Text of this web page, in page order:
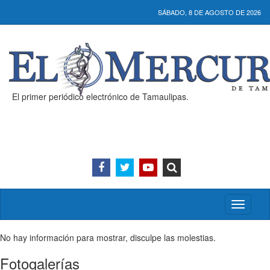
SÁBADO, 8 DE AGOSTO DE 2026
El primer periódico electrónico de Tamaulipas.
Activar/
menú
No hay información para mostrar, disculpe las molestias.
Fotogalerías